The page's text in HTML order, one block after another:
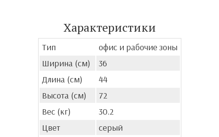
Характеристики
Тип
офис и рабочие зоны
Ширина (см)
36
Длина (см)
44
Высота (см)
72
Вес (кг)
30.2
Цвет
серый